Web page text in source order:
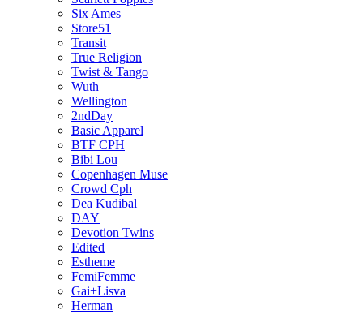
Six Ames
Store51
Transit
True Religion
Twist & Tango
Wuth
Wellington
2ndDay
Basic Apparel
BTF CPH
Bibi Lou
Copenhagen Muse
Crowd Cph
Dea Kudibal
DAY
Devotion Twins
Edited
Estheme
FemiFemme
Gai+Lisva
Herman